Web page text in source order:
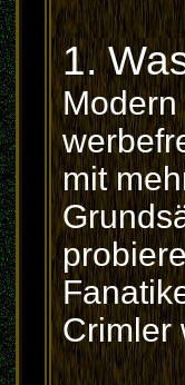
1.
mit
Crimler